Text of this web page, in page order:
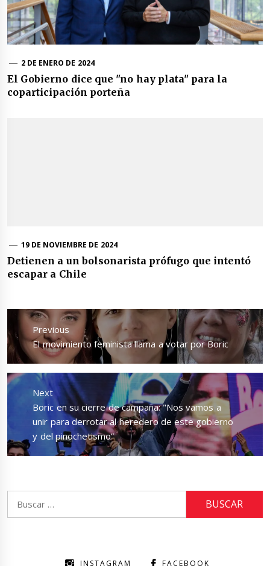
2 DE ENERO DE 2024
El Gobierno dice que "no hay plata" para la
coparticipación porteña
19 DE NOVIEMBRE DE 2024
Detienen a un bolsonarista prófugo que intentó
escapar a Chile
Navegación
entradas
Previous
Previous
post:
El movimiento feminista llama a votar por Boric
Next
Next
post:
Boric en su cierre de campaña: "Nos vamos a
unir para derrotar al heredero de este gobierno
y del pinochetismo”
INSTAGRAM FACEBOOK